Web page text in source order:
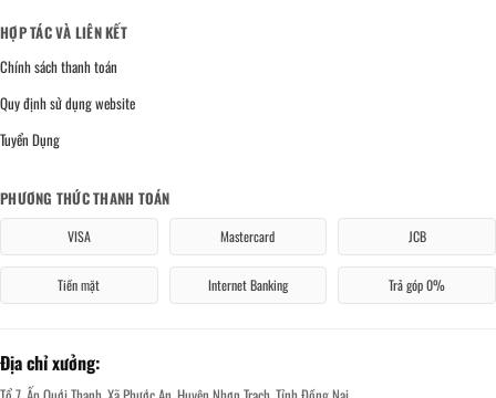
HỢP TÁC VÀ LIÊN KẾT
Chính sách thanh toán
Quy định sử dụng website
Tuyển Dụng
PHƯƠNG THỨC THANH TOÁN
VISA Mastercard JCB
Tiền mặt Internet Banking Trả góp 0%
Địa chỉ xưởng: